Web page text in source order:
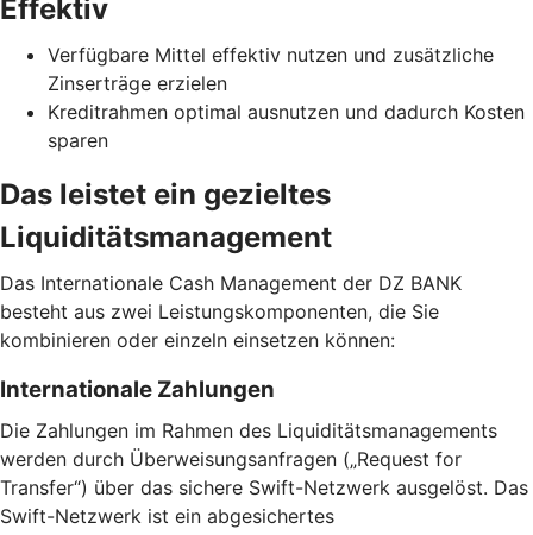
Effektiv
Verfügbare Mittel effektiv nutzen und zusätzliche
Zinserträge erzielen
Kreditrahmen optimal ausnutzen und dadurch Kosten
sparen
Das leistet ein gezieltes
Liquiditätsmanagement
Das Internationale Cash Management der DZ BANK
besteht aus zwei Leistungskomponenten, die Sie
kombinieren oder einzeln einsetzen können:
Internationale Zahlungen
Die Zahlungen im Rahmen des Liquiditätsmanagements
werden durch Überweisungsanfragen („Request for
Transfer“) über das sichere Swift-Netzwerk ausgelöst. Das
Swift-Netzwerk ist ein abgesichertes